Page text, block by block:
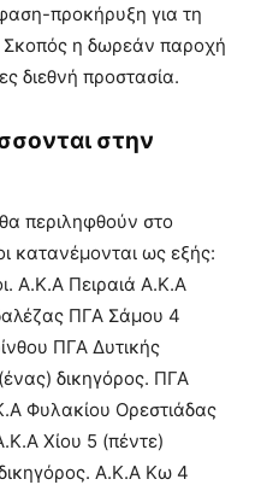
προκήρυξη για τη
η δωρεάν παροχή
διεθνή προστασία.
στην
περιληφθούν στο
κατανέμονται ως εξής:
Α.Κ.Α Πειραιά Α.Κ.Α
ΠΓΑ Σάμου 4
ΠΓΑ Δυτικής
δικηγόρος. ΠΓΑ
Φυλακίου Ορεστιάδας
Χίου 5 (πέντε)
Α.Κ.Α Κω 4